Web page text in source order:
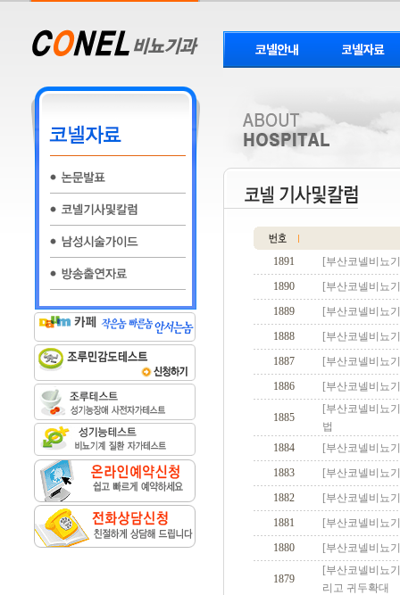
1891
[부산코넬비뇨
1890
[부산코넬비뇨
1889
[부산코넬비뇨
1888
[부산코넬비뇨
1887
[부산코넬비뇨
1886
[부산코넬비뇨
1885
[부산코넬비뇨
법
1884
[부산코넬비뇨
1883
[부산코넬비뇨
1882
[부산코넬비뇨
1881
[부산코넬비뇨
1880
[부산코넬비뇨
1879
[부산코넬비뇨
리고 귀두확대